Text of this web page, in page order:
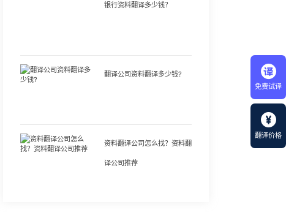
免费试译
翻译价格
银行资料翻译多少钱？
翻译公司资料翻译多少钱?
资料翻译公司怎么找？资料翻
译公司推荐